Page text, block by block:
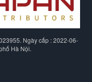
Ngày cấp : 2022-06-
Hà Nội.